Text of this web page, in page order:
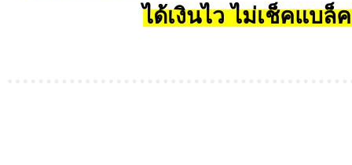
ได้เงินไว ไม่เช็คแบล็